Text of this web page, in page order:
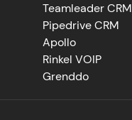
Teamleader CRM
Pipedrive CRM
Apollo
Rinkel VOIP
Grenddo